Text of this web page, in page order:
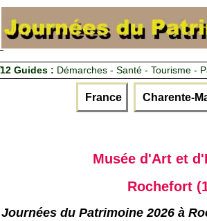
12 Guides : Démarches - Santé - Tourisme -
France Charente-
Musée d'Art et
Rochefort
Journées du Patrimoine 2026 à